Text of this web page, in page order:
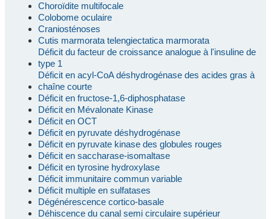
Choroïdite multifocale
Colobome oculaire
Craniosténoses
Cutis marmorata telengiectatica marmorata
Déficit du facteur de croissance analogue à l'insuline de
type 1
Déficit en acyl-CoA déshydrogénase des acides gras à
chaîne courte
Déficit en fructose-1,6-diphosphatase
Déficit en Mévalonate Kinase
Déficit en OCT
Déficit en pyruvate déshydrogénase
Déficit en pyruvate kinase des globules rouges
Déficit en saccharase-isomaltase
Déficit en tyrosine hydroxylase
Déficit immunitaire commun variable
Déficit multiple en sulfatases
Dégénérescence cortico-basale
Déhiscence du canal semi circulaire supérieur